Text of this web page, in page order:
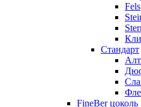
Fels
Стандарт
FineBer цоколь